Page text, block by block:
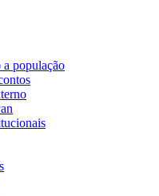
população